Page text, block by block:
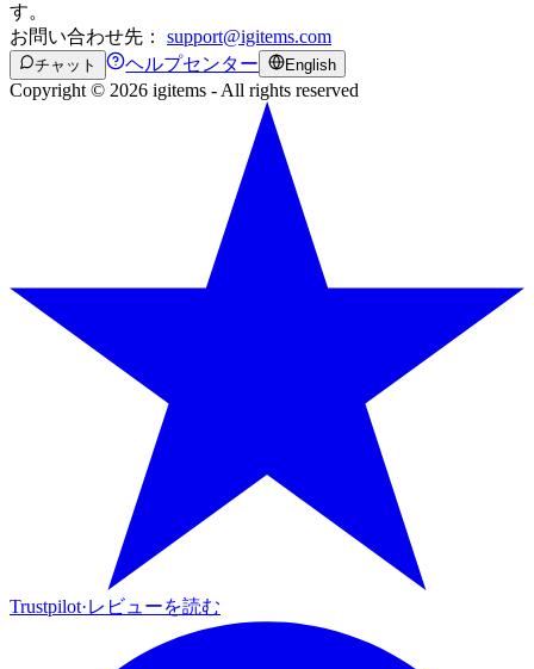
す。
お問い合わせ先： support@igitems.com
チャット ヘルプセンター English
Copyright © 2026 igitems - All rights reserved
Trustpilot· レビューを読む